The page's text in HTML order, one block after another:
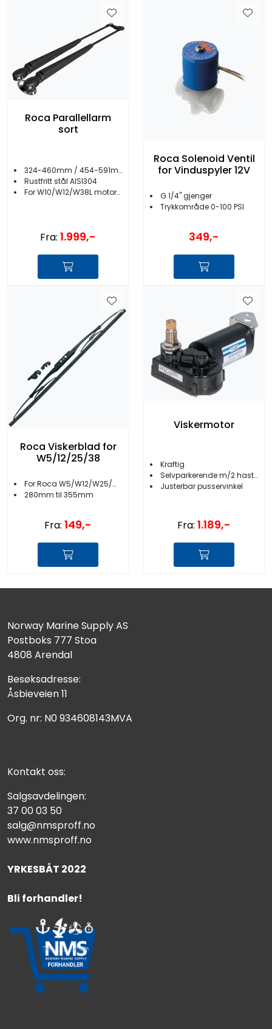
Roca Parallellarm
sort
324-460mm / 454-591mm
Rustfritt stål AISI304
For W10/W12/W38L motorer
Fra: 1.999,-
Roca Solenoid Ventil
for Vinduspyler 12V
G 1/4'' gjenger
Trykkområde 0-100 PSI
349,-
Roca Viskerblad for
W5/12/25/38
For Roca W5/W12/W25/W38
280mm til 355mm
Fra: 149,-
Viskermotor
Kraftig
Selvparkerende m/2 hastigheter
Justerbar pusservinkel
Fra: 1.189,-
Norway Marine Supply AS
Postboks 777 Stoa
4808 Arendal
Besøksadresse:
Åsbieveien 11
Org. nr: N0 934608143MVA
Kontakt oss:
Salgsavdelingen:
37 00 03 50
salg@nmsproff.no
www.nmsproff.no
YRKESBÅT 2022
Bli forhandler!